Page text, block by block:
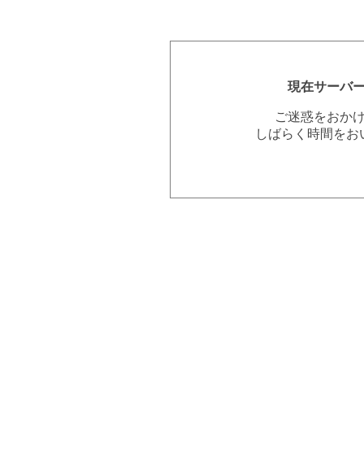
現在サーバ
ご迷惑をおか
しばらく時間を